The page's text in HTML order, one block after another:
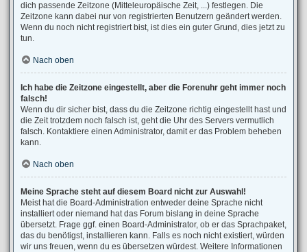
dich passende Zeitzone (Mitteleuropäische Zeit, ...) festlegen. Die
Zeitzone kann dabei nur von registrierten Benutzern geändert werden.
Wenn du noch nicht registriert bist, ist dies ein guter Grund, dies jetzt zu
tun.
Nach oben
Ich habe die Zeitzone eingestellt, aber die Forenuhr geht immer noch
falsch!
Wenn du dir sicher bist, dass du die Zeitzone richtig eingestellt hast und
die Zeit trotzdem noch falsch ist, geht die Uhr des Servers vermutlich
falsch. Kontaktiere einen Administrator, damit er das Problem beheben
kann.
Nach oben
Meine Sprache steht auf diesem Board nicht zur Auswahl!
Meist hat die Board-Administration entweder deine Sprache nicht
installiert oder niemand hat das Forum bislang in deine Sprache
übersetzt. Frage ggf. einen Board-Administrator, ob er das Sprachpaket,
das du benötigst, installieren kann. Falls es noch nicht existiert, würden
wir uns freuen, wenn du es übersetzen würdest. Weitere Informationen